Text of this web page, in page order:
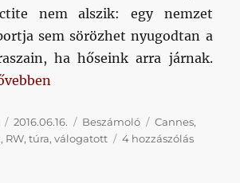
nem alszik: egy nemzet
sem sörözhet nyugodtan a
ha hőseink arra járnak.
Touraeaux – 5. nap”
Közzétéve
2016.06.16. Kategória
Beszámoló Címke
Cannes,
, RW,túra,válogatott 4 hozzászólás